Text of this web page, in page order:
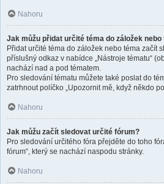
Nahoru
Jak můžu přidat určité téma do záložek
Přidat určité téma do záložek nebo téma začít
příslušný odkaz v nabídce „Nástroje tématu“
nachází nad a pod tématem.
Pro sledování tématu můžete také poslat do
zatrhnout políčko „Upozornit mě, když někdo
Nahoru
Jak můžu začít sledovat určité fórum?
Pro sledování určitého fóra přejděte do toho
fórum“, který se nachází naspodu stránky.
Nahoru